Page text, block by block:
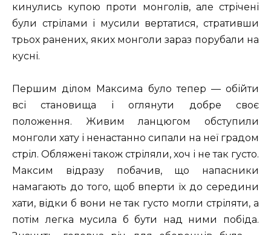
кинулись купою проти монголів, але стрічені
були стрілами і мусили вертатися, стративши
трьох ранених, яких монголи зараз порубали на
кусні.
Першим ділом Максима було тепер — обійти
всі становища і оглянути добре своє
положення. Живим ланцюгом обступили
монголи хату і ненастанно сипали на неї градом
стріл. Обляжені також стріляли, хоч і не так густо.
Максим відразу побачив, що напасники
намагають до того, щоб вперти їх до середини
хати, відки б вони не так густо могли стріляти, а
потім легка мусила б бути над ними побіда.